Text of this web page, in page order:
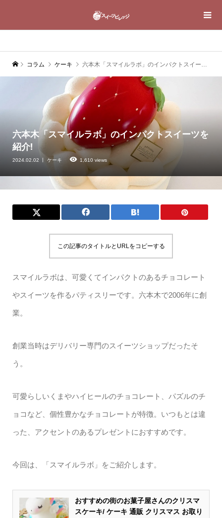
コラム ケーキ 六本木「スマイルラボ」のインパクトスイーツを紹介!
六本木「スマイルラボ」のインパクトスイーツを
紹介!
2024.02.02 ケーキ 1,610 views
この記事のタイトルとURLをコピーする
スマイルラボは、可愛くてインパクトのあるチョコレート
やスイーツを作るパティスリーです。六本木で2006年に創
業。
創業当時はデリバリー専門のスイーツショップだったそ
う。
可愛らしいくまやハイヒールのチョコレート、パズルのチ
ョコなど、個性豊かなチョコレートが特徴。いつもとは違
った、アクセントのあるプレゼントにおすすめです。
今回は、「スマイルラボ」をご紹介します。
おすすめの街のお菓子屋さんのクリスマ
スケーキ/ ケーキ 通販 クリスマス お取り